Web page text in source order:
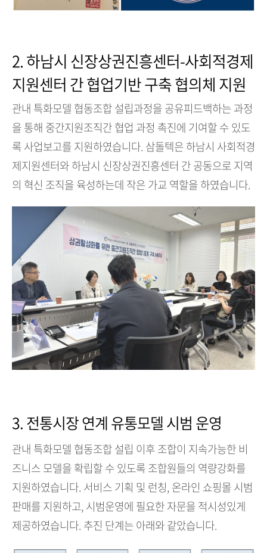
2. 하남시 신장상권진흥센터-사회적경제
지원센터 간 협업기반 구축 협의체 지원
관내 특화모델 협동조합 설립과정을 공유피드백하는 과정
을 통해 중간지원조직간 협업 과정 촉진에 기여할 수 있도
록 사업보고를 지원하였습니다. 삼돌텍은 하남시 사회적경
제지원센터와 하남시 신장상권진흥센터 간 공동으로 지역
의 혁신 조직을 육성하는데 작은 가교 역할을 하였습니다.
3. 전통시장 연계 유통모델 시범 운영
관내 특화모델 협동조합 설립 이후 조합이 지속가능한 비
즈니스 모델을 확립할 수 있도록 조합원들의 역량강화를
지원하였습니다. 서비스 기획 및 런칭, 온라인 쇼핑몰 시범
판매를 지원하고, 시범운영에 필요한 자문을 적시성있게
제공하였습니다. 추진 단계는 아래와 같았습니다.